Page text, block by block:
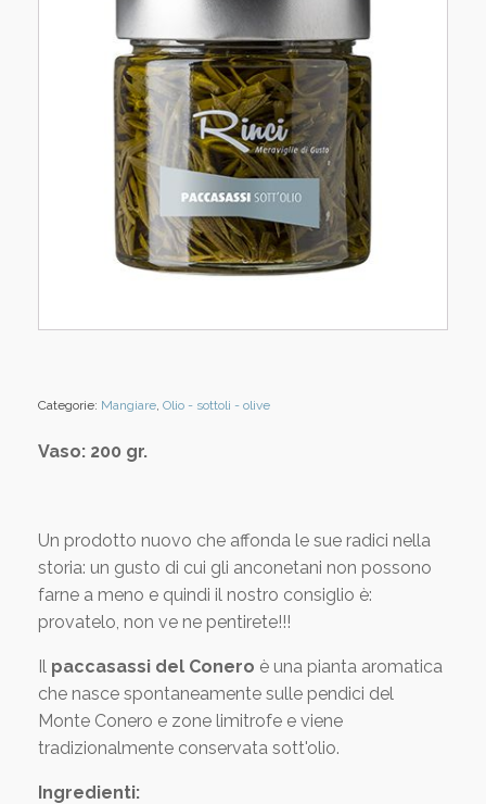
Categorie: Mangiare, Olio - sottoli - olive
Vaso: 200 gr.
Un prodotto nuovo che affonda le sue radici nella
storia: un gusto di cui gli anconetani non possono
farne a meno e quindi il nostro consiglio è:
provatelo, non ve ne pentirete!!!
Il paccasassi del Conero è una pianta aromatica
che nasce spontaneamente sulle pendici del
Monte Conero e zone limitrofe e viene
tradizionalmente conservata sott'olio.
Ingredienti: